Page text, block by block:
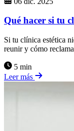
Qué hacer si tu
Si tu clínica estética
reunir y cómo
5 min
Leer más